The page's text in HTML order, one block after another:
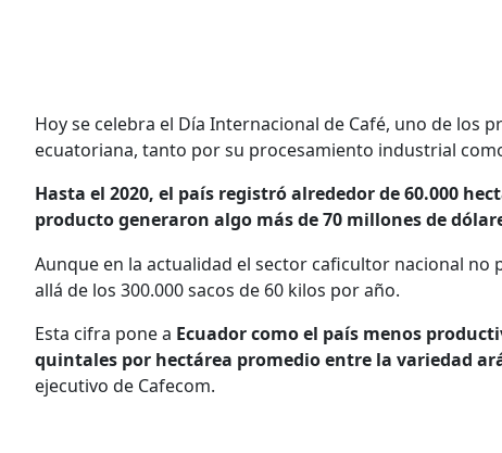
Hoy se celebra el Día Internacional de Café, uno de
ecuatoriana, tanto por su procesamiento industrial
Hasta el 2020, el país registró alrededor de 60.000
producto generaron algo más de 70 millones de
Aunque en la actualidad el sector caficultor nacional
allá de los 300.000 sacos de 60 kilos por año.
Esta cifra pone a Ecuador como el país menos
quintales por hectárea promedio entre la variedad
ejecutivo de Cafecom.